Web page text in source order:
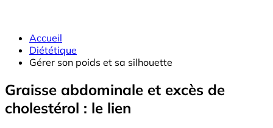
Accueil
Diététique
Gérer son poids et sa silhouette
Graisse abdominale et excès de
cholestérol : le lien